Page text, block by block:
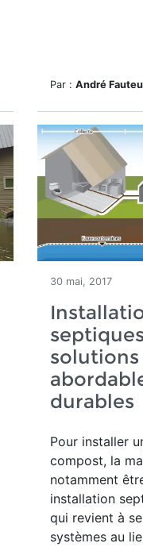
Par : André
30 mai, 2017
solutions
durables
Pour installer
compost, la
notamment
installation
qui revient à
systèmes au